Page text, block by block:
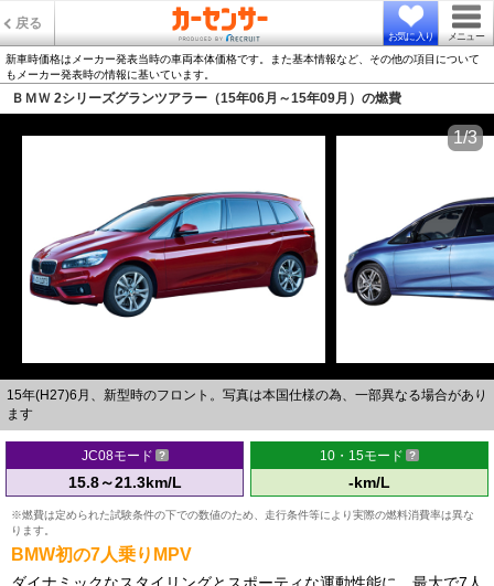
戻る
お気に入り メニュー
新車時価格はメーカー発表当時の車両本体価格です。また基本情報など、その他の項目について
もメーカー発表時の情報に基いています。
ＢＭＷ 2シリーズグランツアラー（15年06月～15年09月）の燃費
15年(H27)6月、新型時のフロント。写真は本国仕様の為、一部異なる場合があり
ます
1/3
JC08モード
15.8～21.3km/L
10・15モード
-km/L
※燃費は定められた試験条件の下での数値のため、走行条件等により実際の燃料消費率は異な
ります。
BMW初の7人乗りMPV